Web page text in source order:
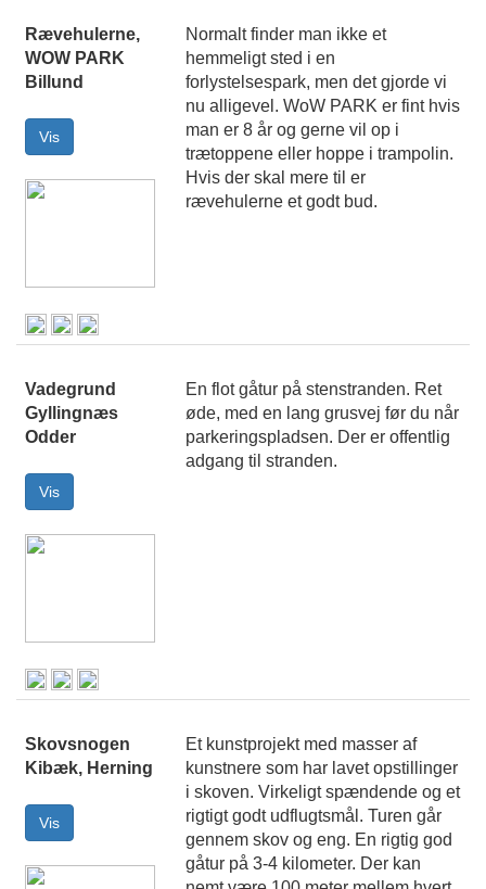
Rævehulerne,
WOW PARK
Billund
Normalt finder man ikke et
hemmeligt sted i en
forlystelsespark, men det gjorde vi
nu alligevel. WoW PARK er fint hvis
man er 8 år og gerne vil op i
trætoppene eller hoppe i trampolin.
Hvis der skal mere til er
rævehulerne et godt bud.
Vadegrund
Gyllingnæs
Odder
En flot gåtur på stenstranden. Ret
øde, med en lang grusvej før du når
parkeringspladsen. Der er offentlig
adgang til stranden.
Skovsnogen
Kibæk, Herning
Et kunstprojekt med masser af
kunstnere som har lavet opstillinger
i skoven. Virkeligt spændende og et
rigtigt godt udflugtsmål. Turen går
gennem skov og eng. En rigtig god
gåtur på 3-4 kilometer. Der kan